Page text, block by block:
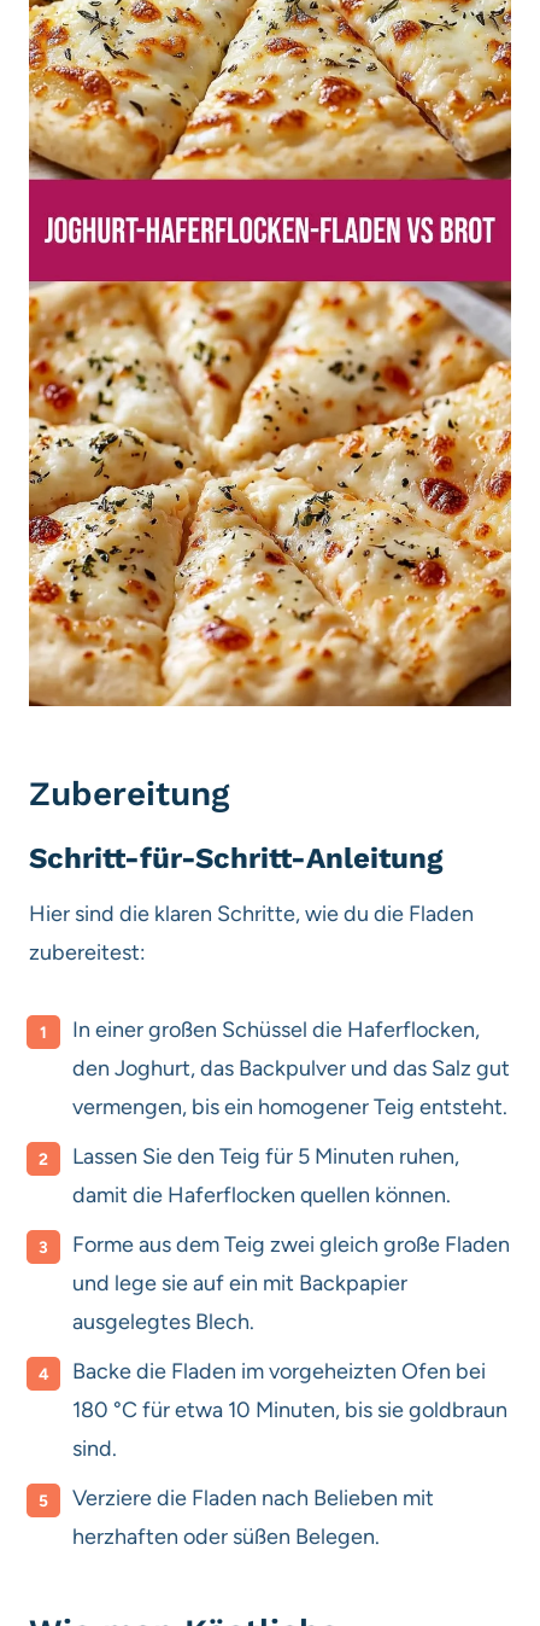
Zubereitung
Schritt-für-Schritt-Anleitung
Hier sind die klaren Schritte, wie du die Fladen
zubereitest:
In einer großen Schüssel die Haferflocken,
den Joghurt, das Backpulver und das Salz gut
vermengen, bis ein homogener Teig entsteht.
Lassen Sie den Teig für 5 Minuten ruhen,
damit die Haferflocken quellen können.
Forme aus dem Teig zwei gleich große Fladen
und lege sie auf ein mit Backpapier
ausgelegtes Blech.
Backe die Fladen im vorgeheizten Ofen bei
180 °C für etwa 10 Minuten, bis sie goldbraun
sind.
Verziere die Fladen nach Belieben mit
herzhaften oder süßen Belegen.